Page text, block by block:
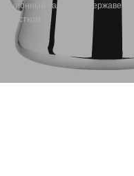
чайник из
свистком